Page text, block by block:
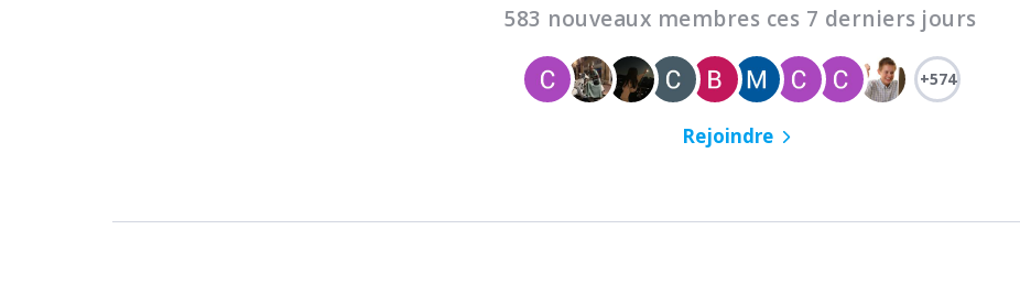
583 nouveaux membres ces 7 derniers jours
+574
Rejoindre